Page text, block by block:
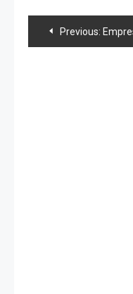
Previous: